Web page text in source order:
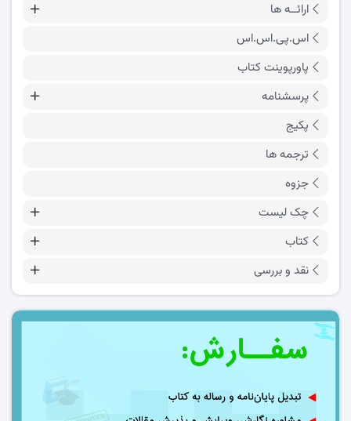
ارائــه ها
اس.پی.اس.اس
پاورپوینت کتاب
پرسشنامه
پکیج
ترجمه ها
جزوه
چک لیست
کتاب
نقد و بررسی